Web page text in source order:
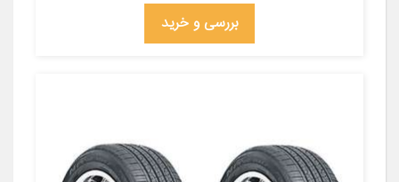
بررسی و خرید